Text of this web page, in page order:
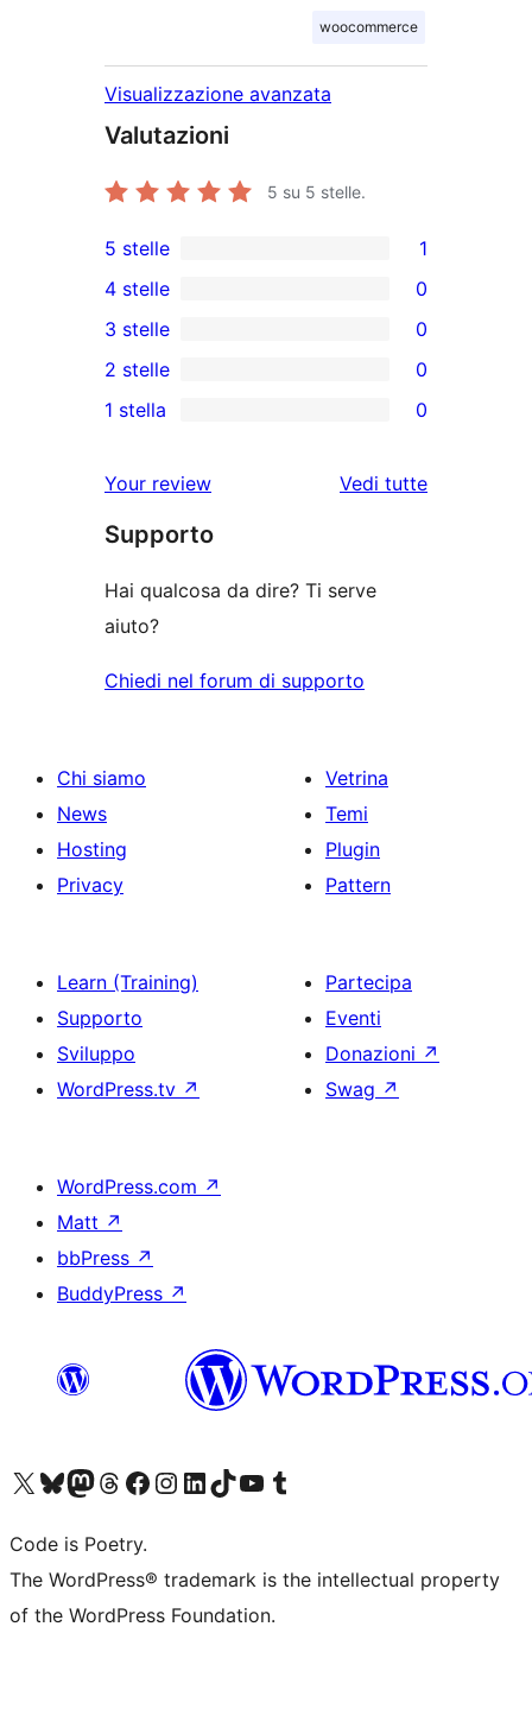
woocommerce
Visualizzazione avanzata
Valutazioni
5 su 5 stelle.
1
5-
recensioni
a
stelle
5 stelle 1
recensioni
a
4-
4 stelle 0
0
recensioni
a
stelle
3 stelle 0
recensioni
2-
stelle
2 stelle 0
a
1-
1 stella 0
Your review
Vedi tutte
Supporto
Hai qualcosa da dire? Ti serve
aiuto?
Chiedi nel forum di supporto
Chi siamo
News
Hosting
Privacy
Vetrina
Temi
Plugin
Pattern
Learn (Training)
Supporto
Sviluppo
WordPress.tv ↗
Partecipa
Eventi
Donazioni ↗
Swag ↗
WordPress.com ↗
Matt ↗
bbPress ↗
BuddyPress ↗
Visita il nostro account X (ex Twitter)
Visita il nostro account Bluesky
Visita il nostro account Mastodon
Visita il nostro account Threads
Visita la nostra pagina Facebook
Visita il nostro account Instagram
Visita il nostro account LinkedIn
Visita il nostro account TikTok
Visita il nostro canale YouTube
Visita il nostro account Tumblr
Code is Poetry.
The WordPress® trademark is the intellectual property
of the WordPress Foundation.